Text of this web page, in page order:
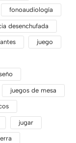
fonoaudiología
desenchufada
juego
juegos de mesa
jugar